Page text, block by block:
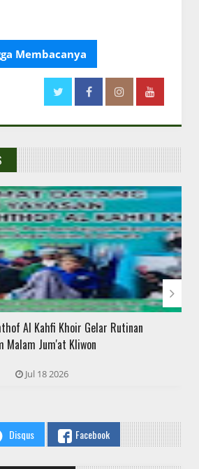
Membacanya
// THATS WHAT YOU MIGHT BE LOOKING FOR
Al Kahfi Khoir Gelar Rutinan
Malam Jum'at Kliwon
Jul 18 2026

Disqus Facebook